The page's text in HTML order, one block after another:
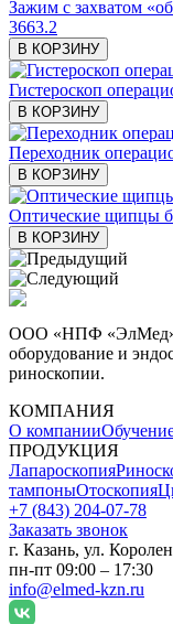
Зажим с захватом
3663.2
В КОРЗИНУ
Гистероскоп
В КОРЗИНУ
Переходник
В КОРЗИНУ
Оптические щипцы
В КОРЗИНУ
ООО «НПФ «ЭлМед»
оборудование и
риноскопии.
КОМПАНИЯ
О компании
ПРОДУКЦИЯ
Лапароскопия
тампоныОтоскопия
+7 (843) 204-07-78
Заказать звонок
г. Казань, ул.
пн-пт 09:00 – 17:30
info@elmed-kzn.ru